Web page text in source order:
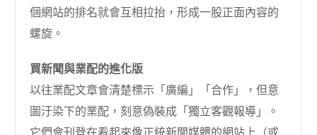
個網站的排名就會互相拉抬，形成一股正面內容的
螺旋。
買新聞與業配的進化版
以往業配文章會清楚標示「廣編」「合作」，但意
圖汙染下的業配，刻意偽裝成「獨立客觀報導」。